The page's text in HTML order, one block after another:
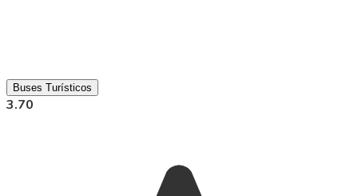
Buses Turísticos
3.70